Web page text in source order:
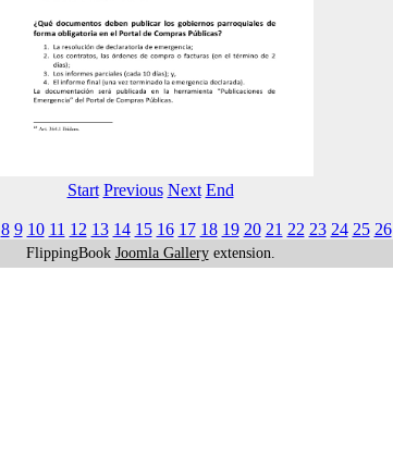
Start Previous Next End
8 9 10 11 12 13 14 15 16 17 18 19 20 21 22 23 24 25 26
FlippingBook Joomla Galleryextension.